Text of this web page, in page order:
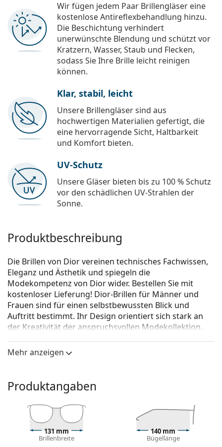
Wir fügen jedem Paar Brillengläser eine
kostenlose Antireflexbehandlung hinzu.
Die Beschichtung verhindert
unerwünschte Blendung und schützt vor
Kratzern, Wasser, Staub und Flecken,
sodass Sie Ihre Brille leicht reinigen
können.
Klar, stabil, leicht
Unsere Brillengläser sind aus
hochwertigen Materialien gefertigt, die
eine hervorragende Sicht, Haltbarkeit
und Komfort bieten.
UV-Schutz
Unsere Gläser bieten bis zu 100 % Schutz
vor den schädlichen UV-Strahlen der
Sonne.
Produktbeschreibung
Die Brillen von Dior vereinen technisches Fachwissen,
Eleganz und Ästhetik und spiegeln die
Modekompetenz von Dior wider. Bestellen Sie mit
kostenloser Lieferung! Dior-Brillen für Männer und
Frauen sind für einen selbstbewussten Blick und
Auftritt bestimmt. Ihr Design orientiert sich stark an
der Kreativität der anspruchsvollen Modekollektion.
nicht nur hervorragende Sicht, sondern auch
Langlebigkeit verspricht.
Brillenfassung
Die schwarze Farbe der Brillenfassung passt perfekt
zu kühlen Hauttönen und hellblondem,
hellbraunem oder schwarzem Haar.
Cat-Eye-Fassungen sind eine ideale Wahl für
Mehr anzeigen
Produktangaben
131 mm
Brillenbreite
140 mm
Bügellänge